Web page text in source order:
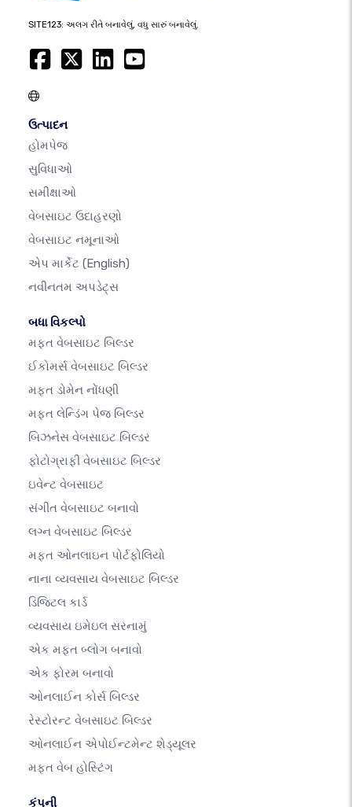
SITE123: અલગ રીતે બનાવેલું, વધુ સારું બનાવેલું.
ઉત્પાદન
હોમપેજ
સુવિધાઓ
સમીક્ષાઓ
વેબસાઇટ ઉદાહરણો
વેબસાઇટ નમૂનાઓ
એપ માર્કેટ (English)
નવીનતમ અપડેટ્સ
બધા વિકલ્પો
મફત વેબસાઇટ બિલ્ડર
ઈકોમર્સ વેબસાઇટ બિલ્ડર
મફત ડોમેન નોંધણી
મફત લેન્ડિંગ પેજ બિલ્ડર
બિઝનેસ વેબસાઇટ બિલ્ડર
ફોટોગ્રાફી વેબસાઇટ બિલ્ડર
ઇવેન્ટ વેબસાઇટ
સંગીત વેબસાઇટ બનાવો
લગ્ન વેબસાઇટ બિલ્ડર
મફત ઓનલાઇન પોર્ટફોલિયો
નાના વ્યવસાય વેબસાઇટ બિલ્ડર
ડિજિટલ કાર્ડ
વ્યવસાય ઇમેઇલ સરનામું
એક મફત બ્લોગ બનાવો
એક ફોરમ બનાવો
ઓનલાઈન કોર્સ બિલ્ડર
રેસ્ટોરન્ટ વેબસાઇટ બિલ્ડર
ઓનલાઈન એપોઈન્ટમેન્ટ શેડ્યૂલર
મફત વેબ હોસ્ટિંગ
કંપની